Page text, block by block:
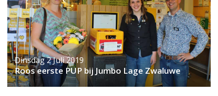
Dinsdag 2 Juli 2019
Roos eerste PUP bij Jumbo Lage Zwaluwe